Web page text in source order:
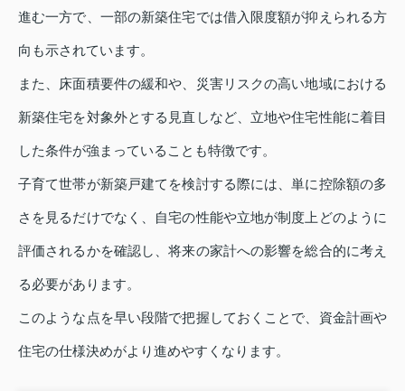
進む一方で、一部の新築住宅では借入限度額が抑えられる方
向も示されています。
また、床面積要件の緩和や、災害リスクの高い地域における
新築住宅を対象外とする見直しなど、立地や住宅性能に着目
した条件が強まっていることも特徴です。
子育て世帯が新築戸建てを検討する際には、単に控除額の多
さを見るだけでなく、自宅の性能や立地が制度上どのように
評価されるかを確認し、将来の家計への影響を総合的に考え
る必要があります。
このような点を早い段階で把握しておくことで、資金計画や
住宅の仕様決めがより進めやすくなります。